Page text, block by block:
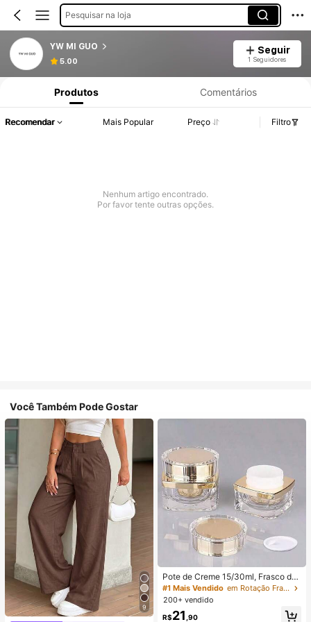
Pesquisar na loja
YW MI GUO
5.00
Seguir
1 Seguidores
Produtos Comentários
Recomendar Mais Popular Preço Filtro
Nenhum artigo encontrado.
Por favor tente outras opções.
Você Também Pode Gostar
9
Pote de Creme 15/30ml, Frasco de
Creme Facial, Frasco de Creme par
a os Olhos, Embalagem Cosmética
de Acrílico de Alta Qualidade, Frasc
o Dispensador
#1 Mais Vendido
em Rotação Frascos de spray
200+ vendido
R$21 ,90